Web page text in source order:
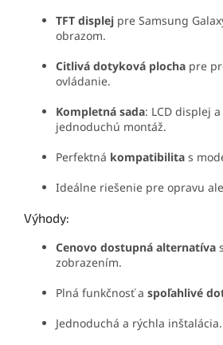
TFT displej pre Samsung
obrazom.
Citlivá dotyková plocha pre
ovládanie.
Kompletná sada: LCD displej
jednoduchú montáž.
Perfektná kompatibilita s
Ideálne riešenie pre opravu
Výhody:
Cenovo dostupná alternatíva
zobrazením.
Plná funkčnosť a spoľahlivé
Jednoduchá a rýchla inštalácia.